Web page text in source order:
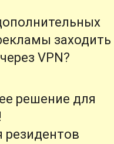
заходить
VPN?
решение для
резидентов